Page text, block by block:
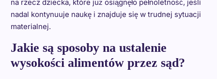
na rzecz dziecka, które już osiągnęło pełnoletność, jeśli
nadal kontynuuje naukę i znajduje się w trudnej sytuacji
materialnej.
Jakie są sposoby na ustalenie
wysokości alimentów przez sąd?